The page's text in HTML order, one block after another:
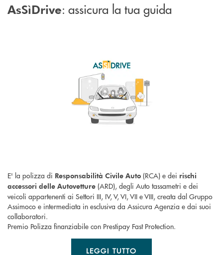
AsSìDrive: assicura la tua guida
E' la polizza di Responsabilità Civile Auto (RCA) e dei rischi
accessori delle Autovetture (ARD), degli Auto tassametri e dei
veicoli appartenenti ai Settori III, IV, V, VI, VII e VIII, creata dal Gruppo
Assimoco e intermediata in esclusiva da Assicura Agenzia e dai suoi
collaboratori.
Premio Polizza finanziabile con Prestipay Fast Protection.
LEGGI TUTTO